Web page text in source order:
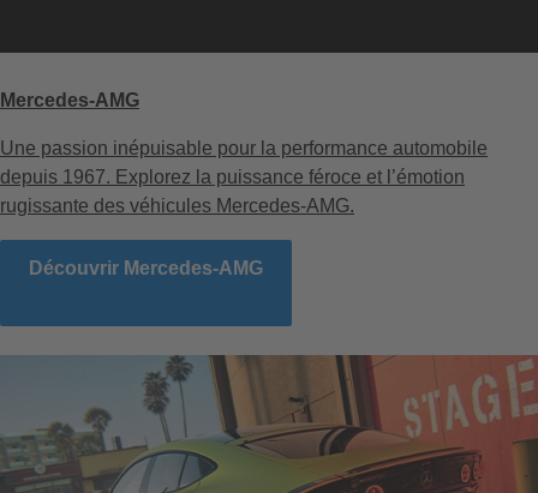
Mercedes-AMG
Une passion inépuisable pour la performance automobile
depuis 1967. Explorez la puissance féroce et l’émotion
rugissante des véhicules Mercedes-AMG.
Découvrir Mercedes-AMG